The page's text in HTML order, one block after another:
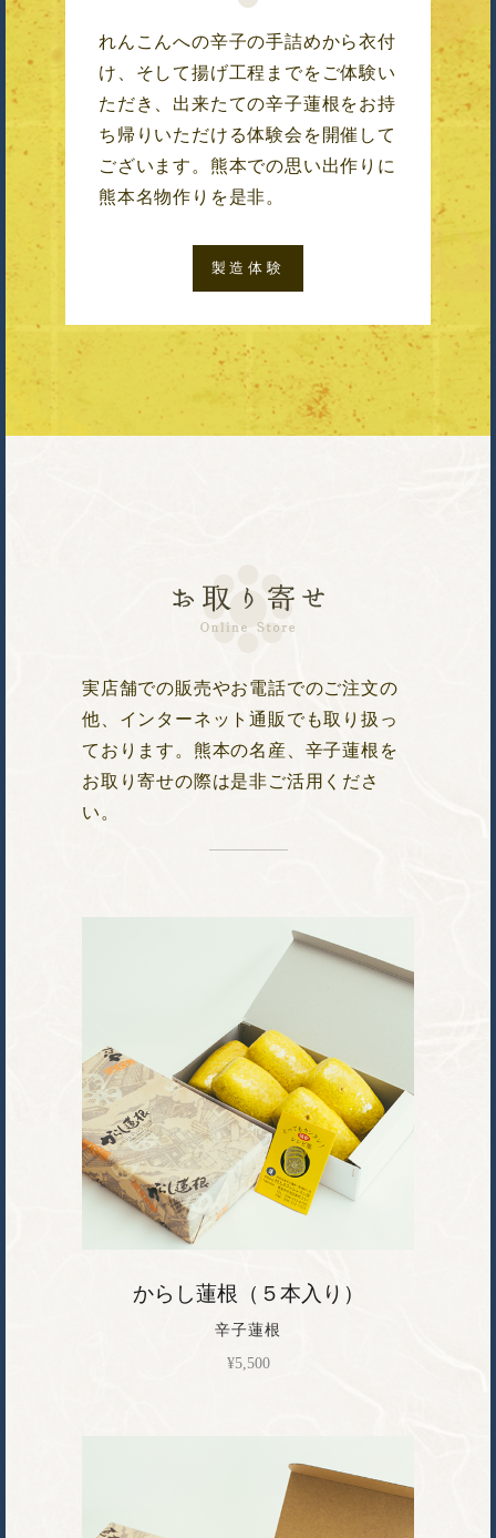
れんこんへの辛子の手詰めから衣付
け、そして揚げ工程までをご体験い
ただき、出来たての辛子蓮根をお持
ち帰りいただける体験会を開催して
ございます。熊本での思い出作りに
熊本名物作りを是非。
製造体験
実店舗での販売やお電話でのご注文の
他、インターネット通販でも取り扱っ
ております。熊本の名産、辛子蓮根を
お取り寄せの際は是非ご活用くださ
い。
からし蓮根（５本入り）
辛子蓮根
¥5,500